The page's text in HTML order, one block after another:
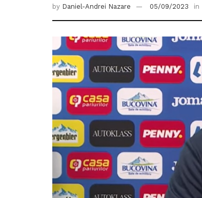
by Daniel-Andrei Nazare 05/09/2023 in